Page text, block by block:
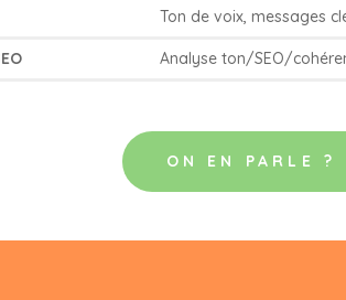
Ton de voix, messages
Analyse ton/SEO/
ON EN PARLE ?